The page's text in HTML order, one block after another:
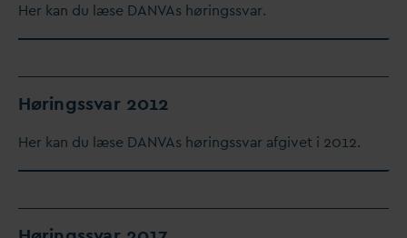
Her kan du læse DANVAs høringssvar.
Høringssvar 2012
Her kan du læse DANVAs høringssvar afgivet i 2012.